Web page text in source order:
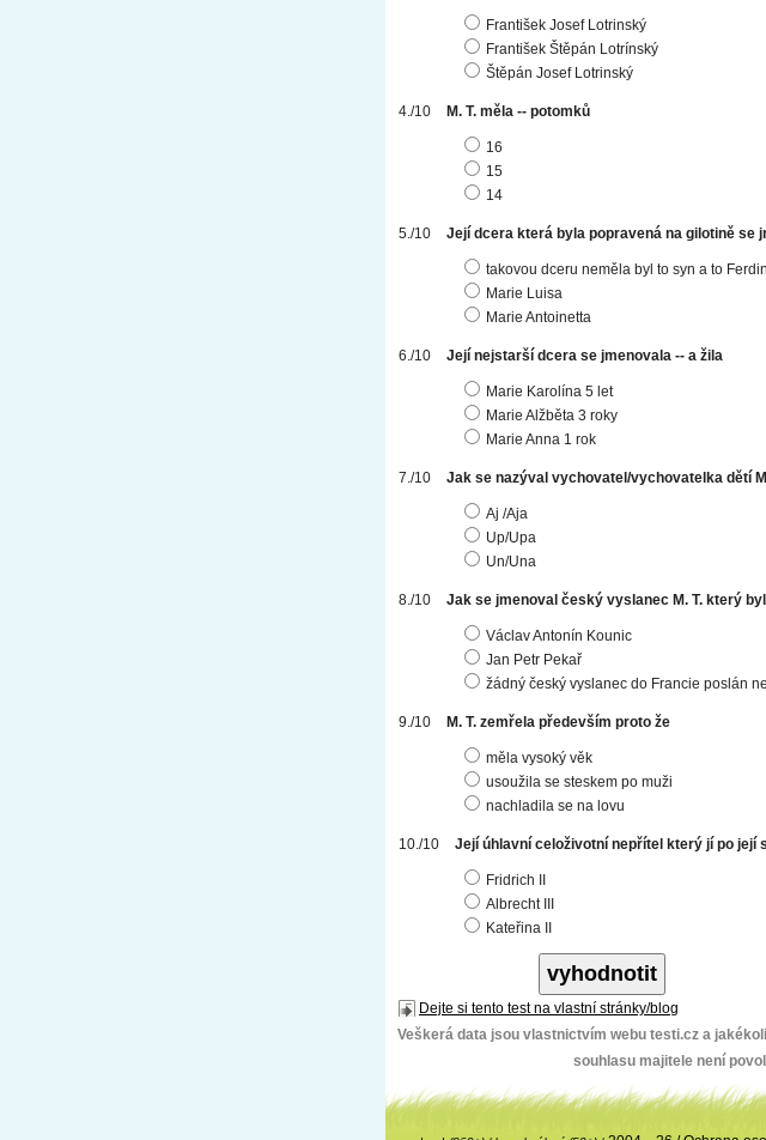
František Josef Lotrinský
František Štěpán Lotrínský
Štěpán Josef Lotrinský
M. T. měla -- potomků
16
15
14
Její dcera která byla popravená na gilotině se
takovou dceru neměla byl to syn a to
Marie Luisa
Marie Antoinetta
Její nejstarší dcera se jmenovala -- a žila
Marie Karolína 5 let
Marie Alžběta 3 roky
Marie Anna 1 rok
Jak se nazýval vychovatel/vychovatelka dětí
Aj /Aja
Up/Upa
Un/Una
Jak se jmenoval český vyslanec M. T. který
Václav Antonín Kounic
Jan Petr Pekař
žádný český vyslanec do Francie poslán
M. T. zemřela především proto že
měla vysoký věk
usoužila se steskem po muži
nachladila se na lovu
Její úhlavní celoživotní nepřítel který jí po její
Fridrich II
Albrecht III
Kateřina II
Dejte si tento test na vlastní stránky/blog
Veškerá data jsou vlastnictvím webu testi.cz a
souhlasu majitele není